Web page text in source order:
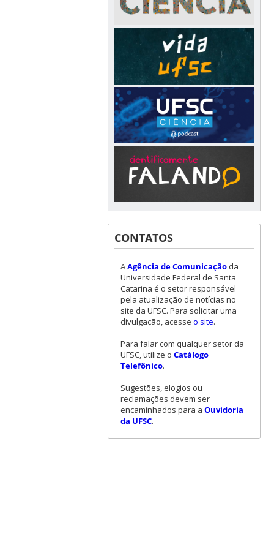
CONTATOS
AAgência de Comunicaçãoda
Universidade Federal de Santa
Catarina é o setor responsável
pela atualização de notícias no
site da UFSC. Para solicitar uma
divulgação, acesse o site.
Para falar com qualquer setor da
UFSC, utilize o Catálogo
Telefônico.
Sugestões, elogios ou
reclamações devem ser
encaminhados para a Ouvidoria
da UFSC.